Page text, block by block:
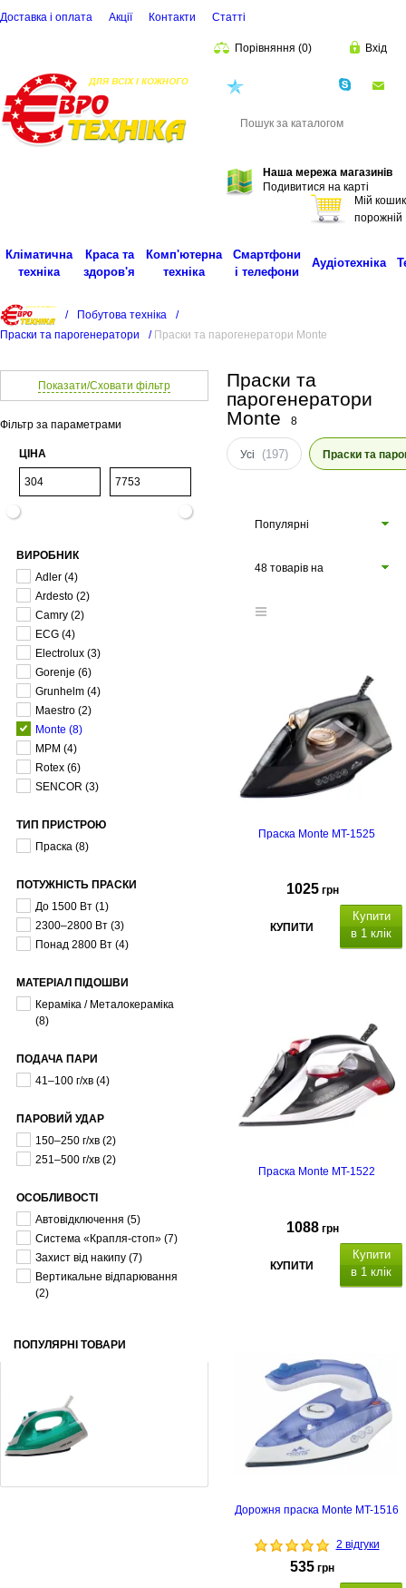
Доставка і оплата Акції Контакти Статті
Порівняння (0) Вхід
Наша мережа магазинів
Подивитися на карті
Мій кошик
порожній
Кліматична
техніка
Краса та
здоров'я
Комп'ютерна
техніка
Смартфони
і телефони
Аудіотехніка
/ Побутова техніка
/
Праски та парогенератори
/ Праски та парогенератори Monte
Показати/Сховати фільтр
Фільтр за параметрами
ЦІНА
ВИРОБНИК
Adler (4)
Ardesto (2)
Camry (2)
ECG (4)
Electrolux (3)
Gorenje (6)
Grunhelm (4)
Maestro (2)
Monte (8)
MPM (4)
Rotex (6)
SENCOR (3)
ТИП ПРИСТРОЮ
Праска (8)
ПОТУЖНІСТЬ ПРАСКИ
До 1500 Вт (1)
2300–2800 Вт (3)
Понад 2800 Вт (4)
МАТЕРІАЛ ПІДОШВИ
Кераміка / Металокераміка
(8)
ПОДАЧА ПАРИ
41–100 г/хв (4)
ПАРОВИЙ УДАР
150–250 г/хв (2)
251–500 г/хв (2)
ОСОБЛИВОСТІ
Автовідключення (5)
Система «Крапля-стоп» (7)
Захист від накипу (7)
Вертикальне відпарювання
(2)
ПОПУЛЯРНІ ТОВАРИ
Праски та
парогенератори
Monte
8
Усі (197) Праски та
Популярні
48 товарів на
Праска Monte MT-1525
1025 грн
КУПИТИ
Купити
в 1 клік
Праска Monte MT-1522
1088 грн
КУПИТИ
Купити
в 1 клік
Дорожня праска Monte MT-1516
2 відгуки
535 грн